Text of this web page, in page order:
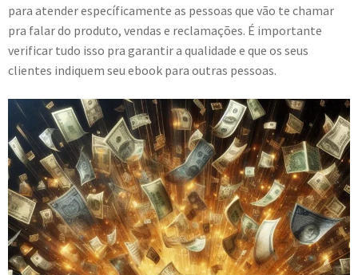
para atender específicamente as pessoas que vão te chamar
pra falar do produto, vendas e reclamações. É importante
verificar tudo isso pra garantir a qualidade e que os seus
clientes indiquem seu ebook para outras pessoas.